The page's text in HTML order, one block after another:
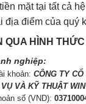
mặt tại tất cả
địa điểm của quý
QUA HÌNH
nghiệp:
khoản:CÔNG TY
VÀ KỸ THUẬT WIN
số (VND):